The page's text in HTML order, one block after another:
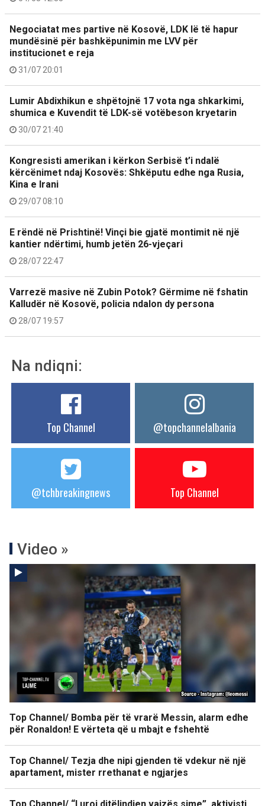
Negociatat mes partive në Kosovë, LDK lë të hapur
mundësinë për bashkëpunimin me LVV për
institucionet e reja
31/07 20:01
Lumir Abdixhikun e shpëtojnë 17 vota nga shkarkimi,
shumica e Kuvendit të LDK-së votëbeson kryetarin
30/07 21:40
Kongresisti amerikan i kërkon Serbisë t’i ndalë
kërcënimet ndaj Kosovës: Shkëputu edhe nga Rusia,
Kina e Irani
29/07 08:10
E rëndë në Prishtinë! Vinçi bie gjatë montimit në një
kantier ndërtimi, humb jetën 26-vjeçari
28/07 22:47
Varrezë masive në Zubin Potok? Gërmime në fshatin
Kalludër në Kosovë, policia ndalon dy persona
28/07 19:57
Na ndiqni:
Top Channel @topchannelalbania
@tchbreakingnews Top Channel
Video »
Top Channel/ Bomba për të vrarë Messin, alarm edhe
për Ronaldon! E vërteta që u mbajt e fshehtë
Top Channel/ Tezja dhe nipi gjenden të vdekur në një
apartament, mister rrethanat e ngjarjes